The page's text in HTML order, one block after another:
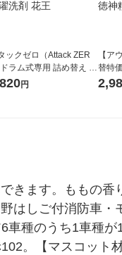
ックゼロ（Attack ZER
ラム式専用 詰め替え メ
ャンボ 2300g 1セット
円
【ア
替特
し 無
きます。ももの香
はしご付消防車・
車種のうち1車種
。【マスコット